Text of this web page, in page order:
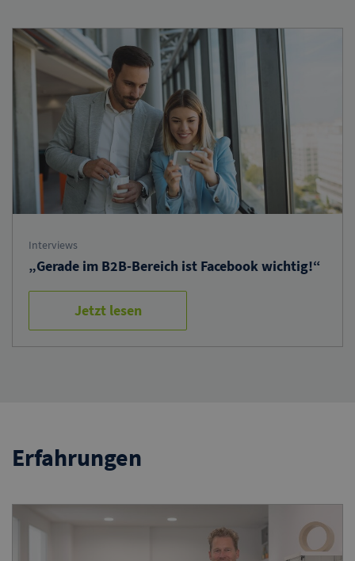
Interviews
„Gerade im B2B-Bereich ist Facebook wichtig!“
Jetzt lesen
Erfahrungen